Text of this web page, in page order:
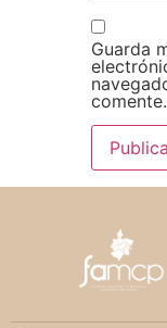
Guarda
comente.